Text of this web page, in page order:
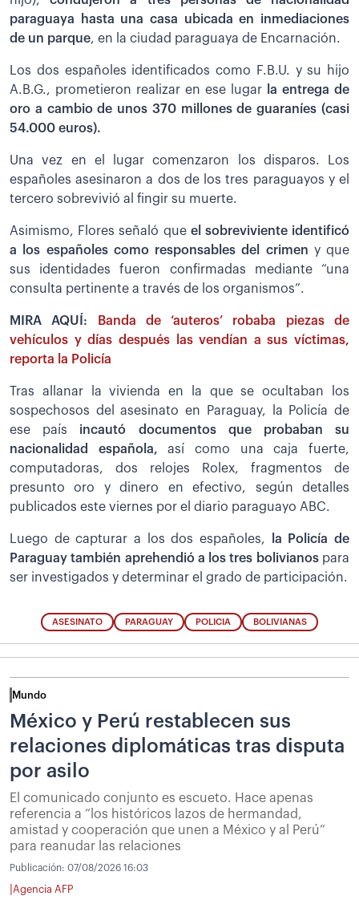
paraguaya hasta una casa ubicada en inmediaciones
de un parque, en la ciudad paraguaya de Encarnación.
Los dos españoles identificados como F.B.U. y su hijo
A.B.G., prometieron realizar en ese lugar
la entrega de
oro a cambio de unos 370 millones de guaraníes (casi
54.000 euros).
Una vez en el lugar comenzaron los disparos. Los
españoles asesinaron a dos de los tres paraguayos y el
tercero sobrevivió al fingir su muerte.
Asimismo, Flores señaló queel sobreviviente identificó
a los españoles como responsables del crimen y que
sus identidades fueron confirmadas mediante “una
consulta pertinente a través de los organismos”.
MIRA AQUÍ:
Banda de ‘auteros’ robaba piezas de
vehículos y días después las vendían a sus víctimas,
reporta la Policía
Tras allanar la vivienda en la que se ocultaban los
sospechosos del asesinato en Paraguay, la Policía de
ese país incautó documentos que probaban su
nacionalidad española, así como una caja fuerte,
computadoras, dos relojes Rolex, fragmentos de
presunto oro y dinero en efectivo, según detalles
publicados este viernes por el diario paraguayo ABC.
Luego de capturar a los dos españoles,
la Policía de
Paraguay también aprehendió a los tres bolivianos para
ser investigados y determinar el grado de participación.
ASESINATO PARAGUAY POLICIA BOLIVIANAS
Mundo
México y Perú restablecen sus
relaciones diplomáticas tras disputa
por asilo
El comunicado conjunto es escueto. Hace apenas
referencia a “los históricos lazos de hermandad,
amistad y cooperación que unen a México y al Perú”
para reanudar las relaciones
Publicación: 07/08/2026 16:03
Agencia AFP